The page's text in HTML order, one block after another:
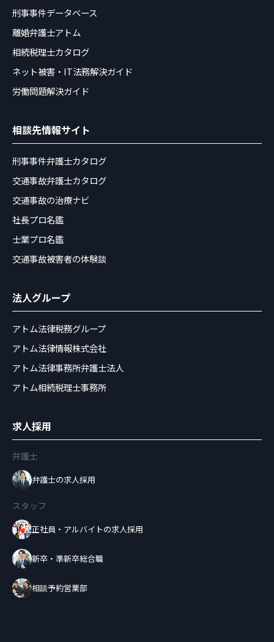
刑事事件データベース
離婚弁護士アトム
相続税理士カタログ
ネット被害・IT法務解決ガイド
労働問題解決ガイド
相談先情報サイト
刑事事件弁護士カタログ
交通事故弁護士カタログ
交通事故の治療ナビ
社長プロ名鑑
士業プロ名鑑
交通事故被害者の体験談
法人グループ
アトム法律税務グループ
アトム法律情報株式会社
アトム法律事務所弁護士法人
アトム相続税理士事務所
求人採用
弁護士
弁護士の求人採用
スタッフ
正社員・アルバイトの求人採用
新卒・準新卒総合職
相談予約営業部